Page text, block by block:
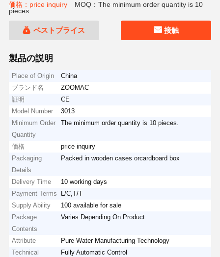
価格：price inquiry
MOQ：The minimum order quantity is 10
pieces.
ベストプライス 接触
製品の説明
Place of Origin
China
ブランド名
ZOOMAC
証明
CE
Model Number
3013
Minimum Order
Quantity
The minimum order quantity is 10 pieces.
価格
price inquiry
Packaging
Details
Packed in wooden cases orcardboard box
Delivery Time
10 working days
Payment Terms
L/C,T/T
Supply Ability
100 available for sale
Package
Contents
Varies Depending On Product
Attribute
Pure Water Manufacturing Technology
Technical
Fully Automatic Control